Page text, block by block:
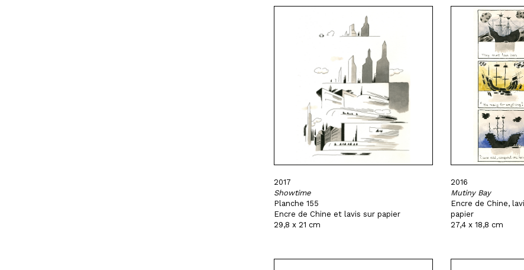
2017
Showtime
Planche 155
Encre de Chine et lavis sur papier
29,8 x 21 cm
2016
Mutiny Bay
Encre de Chine,
papier
27,4 x 18,8 cm